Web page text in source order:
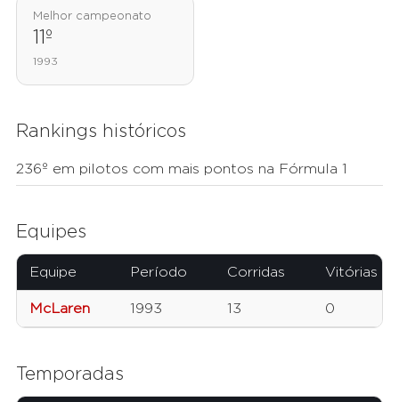
Melhor campeonato
11º
1993
Rankings históricos
236º em pilotos com mais pontos na Fórmula 1
Equipes
Equipe Período Corridas Vitórias
McLaren 1993 13 0
Temporadas